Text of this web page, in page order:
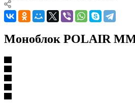
Моноблок POLAIR